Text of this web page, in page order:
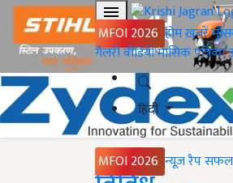
MFOI 2026 होमख़बरें
गैलरीवीडियोमासिक पत्रिका
हिंदी
MFOI 2026 न्यूज़ रैपसफल
Home